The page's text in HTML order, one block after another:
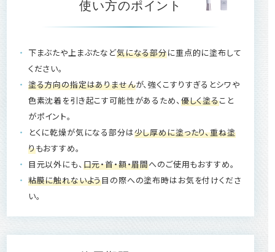
使い方のポイント
下まぶたや上まぶたなど気になる部分に重点的に塗布して
ください。
塗る方向の指定はありませんが、強くこすりすぎるとシワや
色素沈着を引き起こす可能性があるため、優しく塗ること
がポイント。
とくに乾燥が気になる部分は少し厚めに塗ったり、重ね塗
りもおすすめ。
目元以外にも、口元・首・額・眉間へのご使用もおすすめ。
粘膜に触れないよう目の際への塗布時はお気を付けくださ
い。